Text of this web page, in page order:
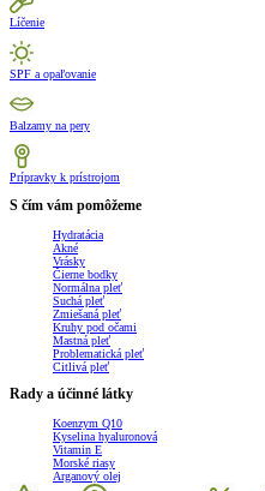
Líčenie
SPF a opaľovanie
Balzamy na pery
Prípravky k prístrojom
S čím vám pomôžeme
Hydratácia
Akné
Vrásky
Čierne bodky
Normálna pleť
Suchá pleť
Zmiešaná pleť
Kruhy pod očami
Mastná pleť
Problematická pleť
Citlivá pleť
Rady a účinné látky
Koenzym Q10
Kyselina hyaluronová
Vitamin E
Morské riasy
Arganový olej